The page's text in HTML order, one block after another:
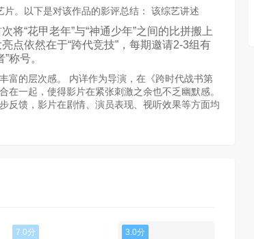
片。以下是对该作品的影评总结： 该综艺讲述
“花甲老年”与“神通少年”之间的比拼搬上
点依然在于“跨代竞技”，每期邀请2-3组有
称号。
富的层次感。 内详作为导演，在《跨时代战书第
一起，使得影片在紧张刺激之余也不乏幽默感。
反馈，影片在剧情、演员表现、视听效果等方面均
7.0分 3.0分